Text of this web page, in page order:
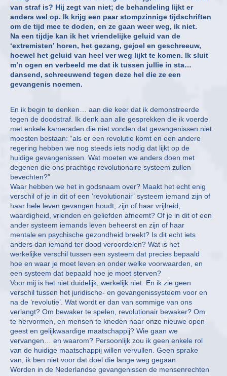
van straf is? Hij zegt van niet; de behandeling lijkt er
anders wel op. Ik krijg een paar stompzinnige tijdschriften
om de tijd mee te doden, en ze gaan weer weg, ik niet.
Na een tijdje kan ik het vriendelijke geluid van de
‘extremisten’ horen, het gezang, gejoel en geschreeuw,
hoewel het geluid van heel ver weg lijkt te komen. Ik sluit
m’n ogen en verbeeld me dat ik tussen jullie in sta…
dansend, schreeuwend tegen deze hel die ze een
gevangenis noemen.
En ik begin te denken… aan die keer dat ik demonstreerde
tegen de doodstraf. Ik denk aan alle gesprekken die ik voerde
met enkele kameraden die niet vonden dat gevangenissen niet
moesten bestaan: “als er een revolutie komt en een andere
regering hebben we nog steeds iets nodig dat lijkt op de
huidige gevangenissen. Wat moeten we anders doen met
degenen die ons prachtige revolutionaire systeem zullen
bevechten?”
Waar hebben we het in godsnaam over? Maakt het echt enig
verschil of je in dit of een ‘revolutionair’ systeem iemand zijn of
haar hele leven gevangen houdt, zijn of haar vrijheid,
waardigheid, vrienden en geliefden afneemt? Of je in dit of een
ander systeem iemands leven beheerst en zijn of haar
mentale en psychische gezondheid breekt? Is dit echt iets
anders dan iemand ter dood veroordelen? Wat is het
werkelijke verschil tussen een systeem dat precies bepaald
hoe en waar je moet leven en onder welke voorwaarden, en
een systeem dat bepaald hoe je moet sterven?
Voor mij is het niet duidelijk, werkelijk niet. En ik zie geen
verschil tussen het juridische- en gevangenissysteem voor en
na de ‘revolutie’. Wat wordt er dan van sommige van ons
verlangt? Om bewaker te spelen, revolutionair bewaker? Om
te hervormen, en mensen te kneden naar onze nieuwe open
geest en gelijkwaardige maatschappij? Wie gaan we
vervangen… en waarom? Persoonlijk zou ik geen enkele rol
van de huidige maatschappij willen vervullen. Geen sprake
van, ik ben niet voor dat doel die lange weg gegaan
Worden in de Nederlandse gevangenissen de mensenrechten